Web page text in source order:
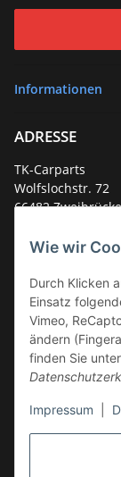
Wie wir
Durch Klicken
Einsatz
Vimeo,
ändern
finden Sie unter
Impressum
Informationen
ADRESSE
TK-Carparts
Wolfslochstr. 72
66482
Service-Hotline
E-Mail:mail@tk-
Montag-